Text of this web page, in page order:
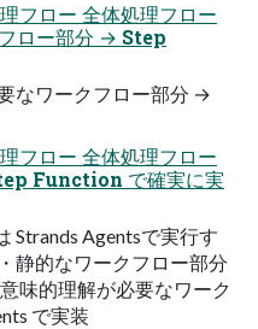
フロー 全体処理フロー
ロー部分 → Step
なワークフロー部分 →
フロー 全体処理フロー
Function で確実に実
Strands Agentsで実行す
静的なワークフロー部分
味的理解が必要なワーク
で実装